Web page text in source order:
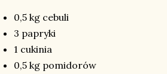
0,5 kg cebuli
3 papryki
1 cukinia
0,5 kg pomidorów